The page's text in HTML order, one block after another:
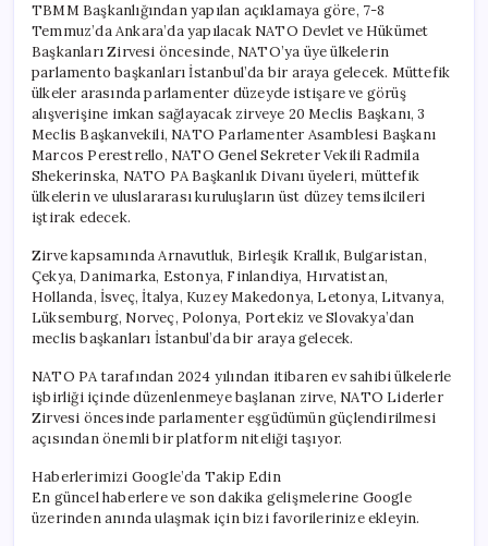
ülkenin
Meclis
Başkanı
aynı
masada
buluşacak
için
TBMM Başkanlığından yapılan açıklamaya göre, 7-8
Temmuz’da Ankara’da yapılacak NATO Devlet ve Hükümet
Başkanları Zirvesi öncesinde, NATO’ya üye ülkelerin
parlamento başkanları İstanbul’da bir araya gelecek. Müttefik
ülkeler arasında parlamenter düzeyde istişare ve görüş
alışverişine imkan sağlayacak zirveye 20 Meclis Başkanı, 3
Meclis Başkanvekili, NATO Parlamenter Asamblesi Başkanı
Marcos Perestrello, NATO Genel Sekreter Vekili Radmila
Shekerinska, NATO PA Başkanlık Divanı üyeleri, müttefik
ülkelerin ve uluslararası kuruluşların üst düzey temsilcileri
iştirak edecek.
Zirve kapsamında Arnavutluk, Birleşik Krallık, Bulgaristan,
Çekya, Danimarka, Estonya, Finlandiya, Hırvatistan,
Hollanda, İsveç, İtalya, Kuzey Makedonya, Letonya, Litvanya,
Lüksemburg, Norveç, Polonya, Portekiz ve Slovakya’dan
meclis başkanları İstanbul’da bir araya gelecek.
NATO PA tarafından 2024 yılından itibaren ev sahibi ülkelerle
işbirliği içinde düzenlenmeye başlanan zirve, NATO Liderler
Zirvesi öncesinde parlamenter eşgüdümün güçlendirilmesi
açısından önemli bir platform niteliği taşıyor.
Haberlerimizi Google’da Takip Edin
En güncel haberlere ve son dakika gelişmelerine Google
üzerinden anında ulaşmak için bizi favorilerinize ekleyin.